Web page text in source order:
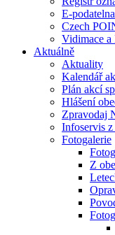
E-podatelna
Czech
Vidimace a
Aktuálně
Aktuality
Kalendář
Plán akcí
Hlášení
Zpravodaj
Infoservis z
Fotogalerie
Z